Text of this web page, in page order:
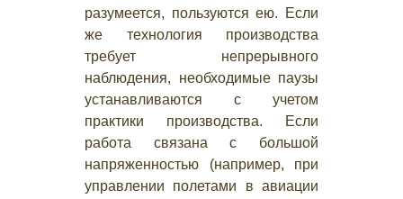
разумеется, пользуются ею. Если
же технология производства
требует непрерывного
наблюдения, необходимые паузы
устанавливаются с учетом
практики производства. Если
работа связана с большой
напряженностью (например, при
управлении полетами в авиации